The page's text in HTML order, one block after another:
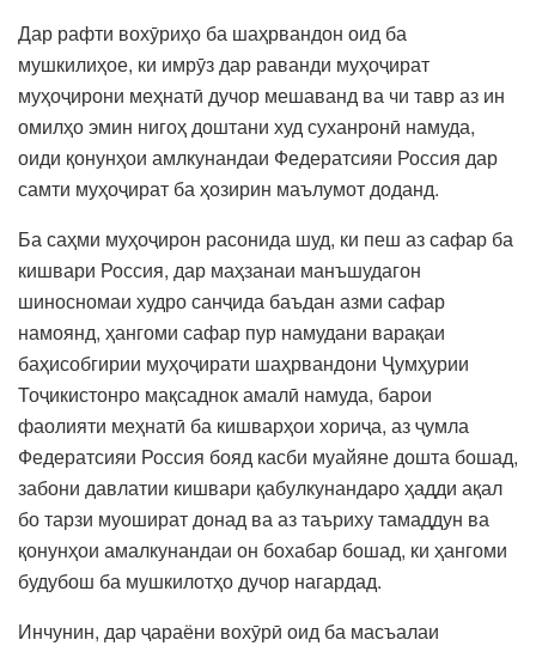
Дар рафти вохӯриҳо ба шаҳрвандон оид ба
мушкилиҳое, ки имрӯз дар раванди муҳоҷират
муҳоҷирони меҳнатӣ дучор мешаванд ва чи тавр аз ин
омилҳо эмин нигоҳ доштани худ суханронӣ намуда,
оиди қонунҳои амлкунандаи Федератсияи Россия дар
самти муҳоҷират ба ҳозирин маълумот доданд.
Ба саҳми муҳоҷирон расонида шуд, ки пеш аз сафар ба
кишвари Россия, дар маҳзанаи манъшудагон
шиносномаи худро санҷида баъдан азми сафар
намоянд, ҳангоми сафар пур намудани варақаи
баҳисобгирии муҳоҷирати шаҳрвандони Ҷумҳурии
Тоҷикистонро мақсаднок амалӣ намуда, барои
фаолияти меҳнатӣ ба кишварҳои хориҷа, аз ҷумла
Федератсияи Россия бояд касби муайяне дошта бошад,
забони давлатии кишвари қабулкунандаро ҳадди ақал
бо тарзи муошират донад ва аз таъриху тамаддун ва
қонунҳои амалкунандаи он бохабар бошад, ки ҳангоми
будубош ба мушкилотҳо дучор нагардад.
Инчунин, дар ҷараёни вохӯрӣ оид ба масъалаи